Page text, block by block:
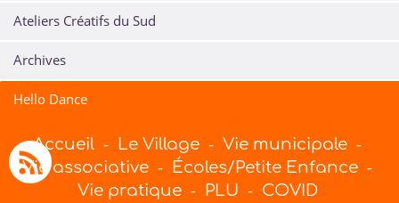
Ateliers Créatifs du Sud
Archives
Hello Dance
Accueil - Le Village - Vie municipale -
Vie associative - Écoles/Petite Enfance -
Vie pratique - PLU - COVID